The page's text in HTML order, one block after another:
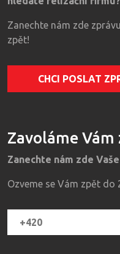
Zanechte nám zde
zpět!
CHCI POSLAT
Zavoláme Vám
Zanechte nám zde
Ozveme se Vám zpět do